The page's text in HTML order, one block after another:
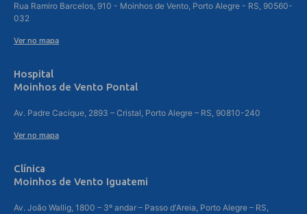
Rua Ramiro Barcelos, 910 - Moinhos de Vento, Porto Alegre - RS, 90560-
032
Ver no mapa
Hospital
Moinhos de Vento Pontal
Av. Padre Cacique, 2893 – Cristal, Porto Alegre – RS, 90810-240
Ver no mapa
Clínica
Moinhos de Vento Iguatemi
Av. João Wallig, 1800 – 3º andar – Passo d'Areia, Porto Alegre – RS,